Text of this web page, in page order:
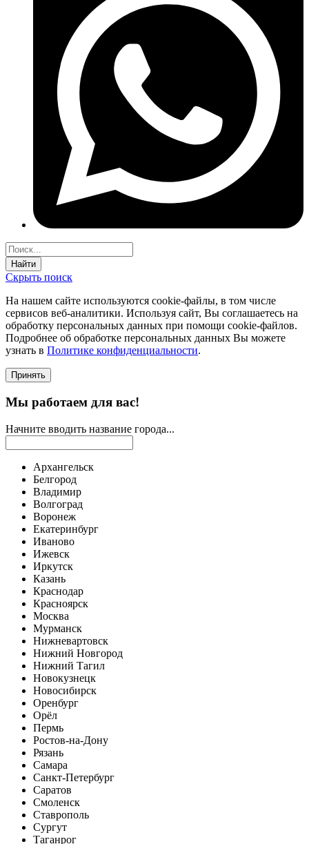
Найти
Скрыть поиск
На нашем сайте используются соokie-файлы, в том числе
сервисов веб-аналитики. Используя сайт, Вы соглашаетесь на
обработку персональных данных при помощи cookie-файлов.
Подробнее об обработке персональных данных Вы можете
узнать в Политике конфиденциальности.
Принять
Мы работаем для вас!
Начните вводить название города...
Архангельск
Белгород
Владимир
Волгоград
Воронеж
Екатеринбург
Иваново
Ижевск
Иркутск
Казань
Краснодар
Красноярск
Москва
Мурманск
Нижневартовск
Нижний Новгород
Нижний Тагил
Новокузнецк
Новосибирск
Оренбург
Орёл
Пермь
Ростов-на-Дону
Рязань
Самара
Санкт-Петербург
Саратов
Смоленск
Ставрополь
Сургут
Таганрог